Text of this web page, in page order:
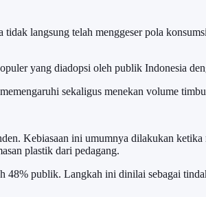
langsung telah menggeser pola
yang diadopsi oleh publik Indonesia
sekaligus menekan volume
Kebiasaan ini umumnya dilakukan
plastik dari pedagang.
publik. Langkah ini dinilai sebagai